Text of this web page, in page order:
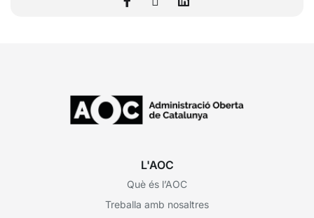
L'AOC
Què és l’AOC
Treballa amb nosaltres